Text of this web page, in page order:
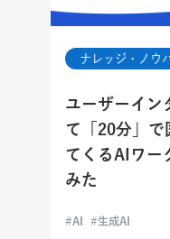
ナレッジ・ノウ
ユーザーイン
て「20分」で
てくるAIワー
みた
AI 生成AI